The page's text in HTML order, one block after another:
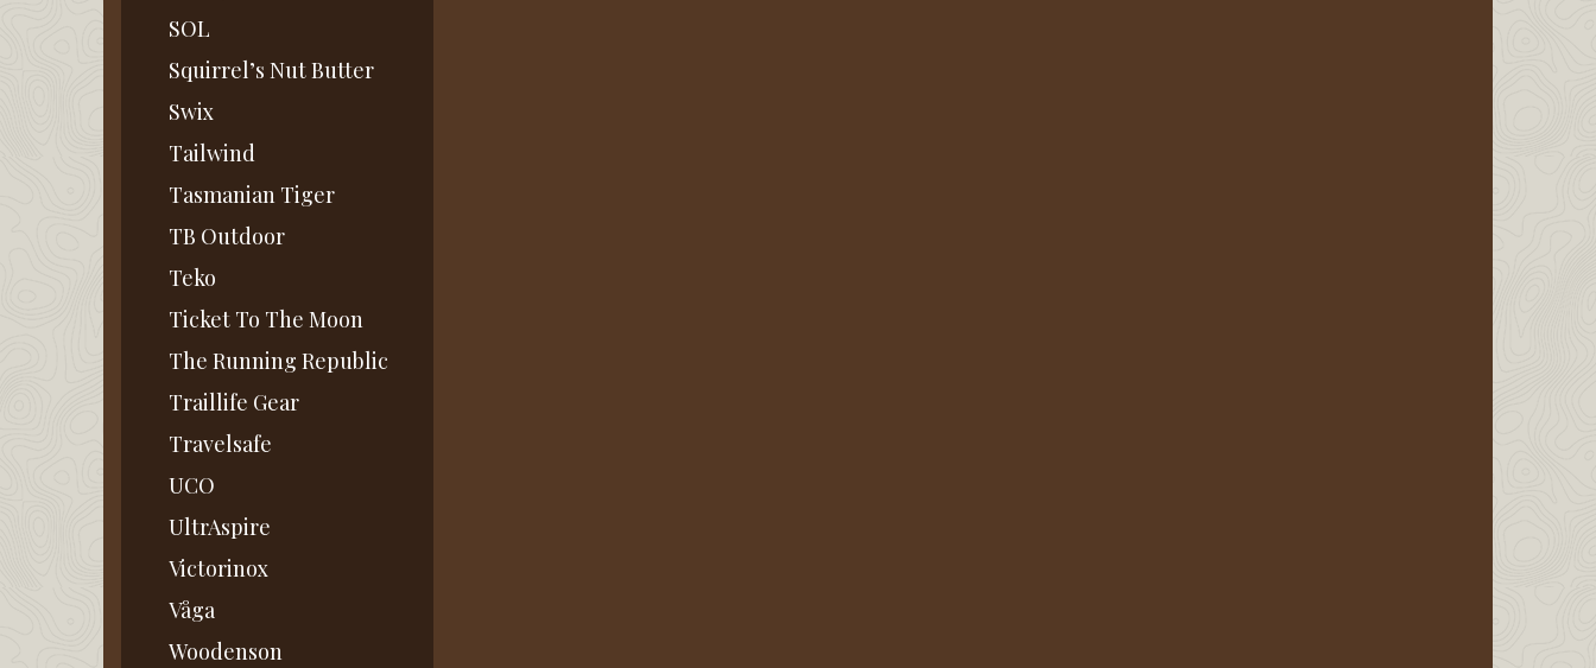
SOL
Squirrel’s Nut Butter
Swix
Tailwind
Tasmanian Tiger
TB Outdoor
Teko
Ticket To The Moon
The Running Republic
Traillife Gear
Travelsafe
UCO
UltrAspire
Victorinox
Våga
Woodenson